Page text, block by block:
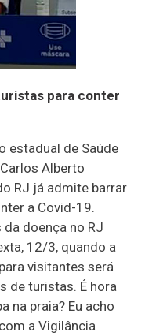
para conter
estadual de Saúde
Alberto
RJ já admite barrar
a Covid-19.
doença no RJ
12/3, quando a
visitantes será
de turistas. É hora
na praia? Eu acho
a Vigilância